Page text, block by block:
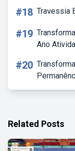
#18 Travessia
#19
Ano
#20
Related Posts